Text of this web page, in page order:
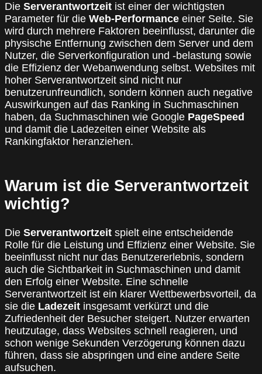
Die Serverantwortzeit ist einer der wichtigsten
Parameter für die Web-Performance einer Seite. Sie
wird durch mehrere Faktoren beeinflusst, darunter die
physische Entfernung zwischen dem Server und dem
Nutzer, die Serverkonfiguration und -belastung sowie
die Effizienz der Webanwendung selbst. Websites mit
hoher Serverantwortzeit sind nicht nur
benutzerunfreundlich, sondern können auch negative
Auswirkungen auf das Ranking in Suchmaschinen
haben, da Suchmaschinen wie Google PageSpeed
und damit die Ladezeiten einer Website als
Rankingfaktor heranziehen.
Warum ist die Serverantwortzeit
wichtig?
Die Serverantwortzeit spielt eine entscheidende
Rolle für die Leistung und Effizienz einer Website. Sie
beeinflusst nicht nur das Benutzererlebnis, sondern
auch die Sichtbarkeit in Suchmaschinen und damit
den Erfolg einer Website. Eine schnelle
Serverantwortzeit ist ein klarer Wettbewerbsvorteil, da
sie die Ladezeit insgesamt verkürzt und die
Zufriedenheit der Besucher steigert. Nutzer erwarten
heutzutage, dass Websites schnell reagieren, und
schon wenige Sekunden Verzögerung können dazu
führen, dass sie abspringen und eine andere Seite
aufsuchen.